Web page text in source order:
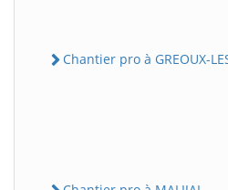
Chantier pro à GREOUX-